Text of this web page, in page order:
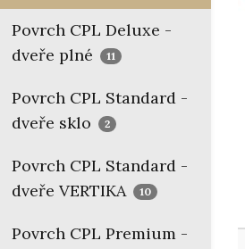
Povrch CPL Deluxe -
dveře plné
11
Povrch CPL Standard -
dveře sklo
2
Povrch CPL Standard -
dveře VERTIKA
10
Povrch CPL Premium -